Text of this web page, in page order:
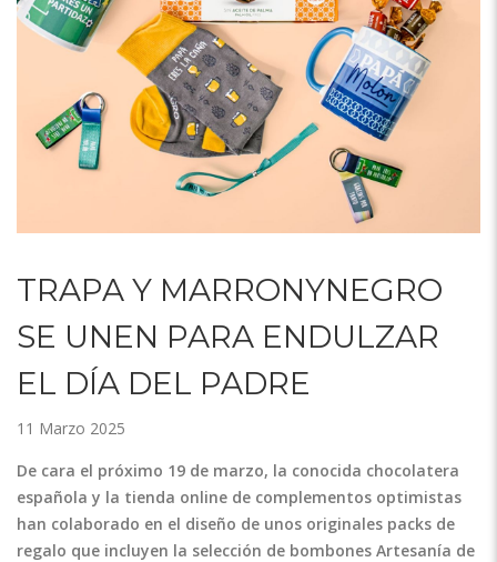
TRAPA Y MARRONYNEGRO
SE UNEN PARA ENDULZAR
EL DÍA DEL PADRE
11 Marzo 2025
De cara el próximo 19 de marzo, la conocida chocolatera
española y la tienda online de complementos optimistas
han colaborado en el diseño de unos originales packs de
regalo que incluyen la selección de bombones Artesanía de